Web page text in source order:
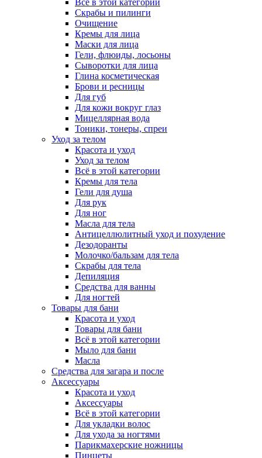
Всё в этой категории
Скрабы и пилинги
Очищение
Кремы для лица
Маски для лица
Гели, флюиды, лосьоны
Сыворотки для лица
Глина косметическая
Брови и ресницы
Для губ
Для кожи вокруг глаз
Мицеллярная вода
Тоники, тонеры, спреи
Уход за телом
Красота и уход
Уход за телом
Всё в этой категории
Кремы для тела
Гели для душа
Для рук
Для ног
Масла для тела
Антицеллюлитный уход и похудение
Дезодоранты
Молочко/бальзам для тела
Скрабы для тела
Депиляция
Средства для ванны
Для ногтей
Товары для бани
Красота и уход
Товары для бани
Всё в этой категории
Мыло для бани
Масла
Средства для загара и после
Аксессуары
Красота и уход
Аксессуары
Всё в этой категории
Для укладки волос
Для ухода за ногтями
Парикмахерские ножницы
Пинцеты